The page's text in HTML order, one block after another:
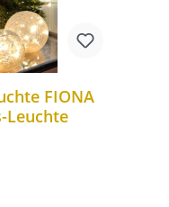
FIONA
Leuchte